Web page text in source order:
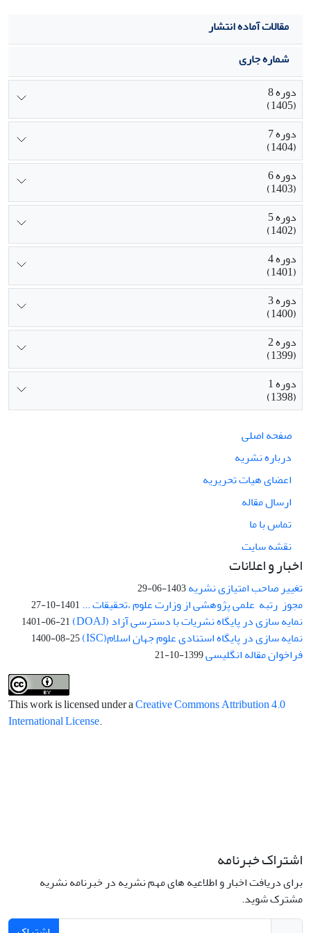
مقالات آماده انتشار
شماره جاری
دوره 8
(1405)
دوره 7
(1404)
دوره 6
(1403)
دوره 5
(1402)
دوره 4
(1401)
دوره 3
(1400)
دوره 2
(1399)
دوره 1
(1398)
صفحه اصلی
درباره نشریه
اعضای هیات تحریریه
ارسال مقاله
تماس با ما
نقشه سایت
اخبار و اعلانات
تغییر صاحب امتیازی نشریه1403-06-29
مجوز رتبه علمی پژوهشی از وزارت علوم ،تحقیقات ...1401-10-27
نمایه سازی در پایگاه نشریات با دسترسی آزاد (DOAJ) 1401-06-21
نمایه سازی در پایگاه استنادی علوم جهان اسلام(ISC) 1400-08-25
فراخوان مقاله انگلیسی1399-10-21
This work is licensed under aCreative Commons Attribution 4.0
International License.
اشتراک خبرنامه
برای دریافت اخبار و اطلاعیه های مهم نشریه در خبرنامه نشریه
مشترک شوید.